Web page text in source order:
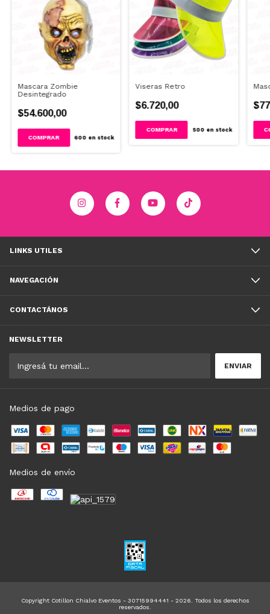
Mascara Zombie
Desintegrado
$54.600,00
600 en stock
Viseras Retro
$6.720,00
COMPRAR 500 en stock
LINKS UTILES
NAVEGACIÓN
CONTACTÁNOS
NEWSLETTER
Medios de pago
Medios de envío
Copyright Cotillon Chialvo Eventos - 30715994441 - 2026. Todos los derechos
reservados.